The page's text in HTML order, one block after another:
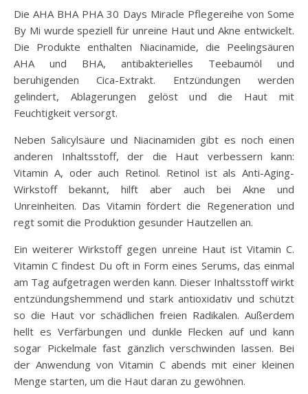
Die AHA BHA PHA 30 Days Miracle Pflegereihe von Some
By Mi wurde speziell für unreine Haut und Akne entwickelt.
Die Produkte enthalten Niacinamide, die Peelingsäuren
AHA und BHA, antibakterielles Teebaumöl und
beruhigenden Cica-Extrakt. Entzündungen werden
gelindert, Ablagerungen gelöst und die Haut mit
Feuchtigkeit versorgt.
Neben Salicylsäure und Niacinamiden gibt es noch einen
anderen Inhaltsstoff, der die Haut verbessern kann:
Vitamin A, oder auch Retinol. Retinol ist als Anti-Aging-
Wirkstoff bekannt, hilft aber auch bei Akne und
Unreinheiten. Das Vitamin fördert die Regeneration und
regt somit die Produktion gesunder Hautzellen an.
Ein weiterer Wirkstoff gegen unreine Haut ist Vitamin C.
Vitamin C findest Du oft in Form eines Serums, das einmal
am Tag aufgetragen werden kann. Dieser Inhaltsstoff wirkt
entzündungshemmend und stark antioxidativ und schützt
so die Haut vor schädlichen freien Radikalen. Außerdem
hellt es Verfärbungen und dunkle Flecken auf und kann
sogar Pickelmale fast gänzlich verschwinden lassen. Bei
der Anwendung von Vitamin C abends mit einer kleinen
Menge starten, um die Haut daran zu gewöhnen.